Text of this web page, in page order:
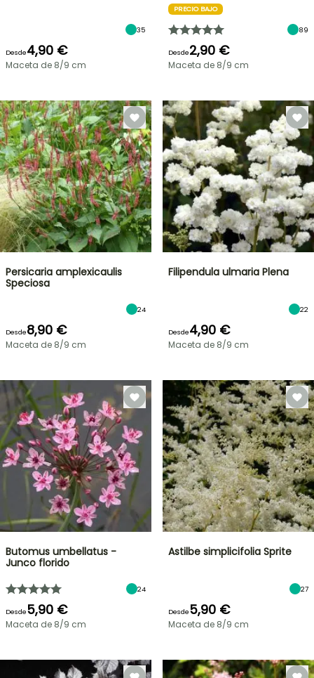
35
Desde4,90 €
Maceta de 8/9 cm
PRECIO BAJO
89
Desde2,90 €
Maceta de 8/9 cm
Persicaria amplexicaulis
Speciosa
24
Desde8,90 €
Maceta de 8/9 cm
Filipendula ulmaria Plena
22
Desde4,90 €
Maceta de 8/9 cm
Butomus umbellatus -
Junco florido
24
Desde5,90 €
Maceta de 8/9 cm
Astilbe simplicifolia Sprite
27
Desde5,90 €
Maceta de 8/9 cm